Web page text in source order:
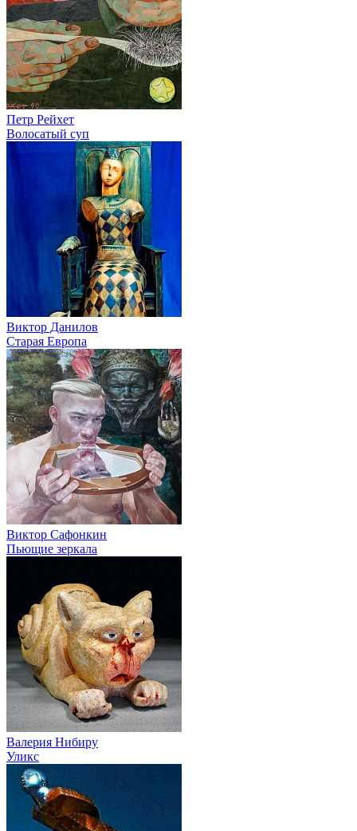
Петр Рейхет
Волосатый суп
Виктор Данилов
Старая Европа
Виктор Сафонкин
Пьющие зеркала
Валерия Нибиру
Уликс